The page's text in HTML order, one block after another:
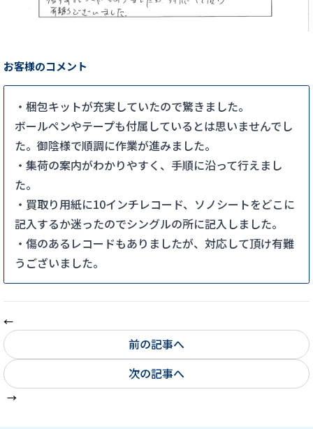
お客様のコメント
・梱包キットが充実していたので驚きました。
ボールペンやテープも付属しているとは思いませんでし
た。御陰様で順調に作業が進みました。
・集荷の案内がわかりやすく、手順に沿って行えまし
た。
・買取り用紙に10インチレコード、ソノシートをどこに
記入するか迷ったのでシングルの所に記入しました。
・傷のあるレコードもありましたが、対応して頂け有難
うございました。
前の記事へ
次の記事へ